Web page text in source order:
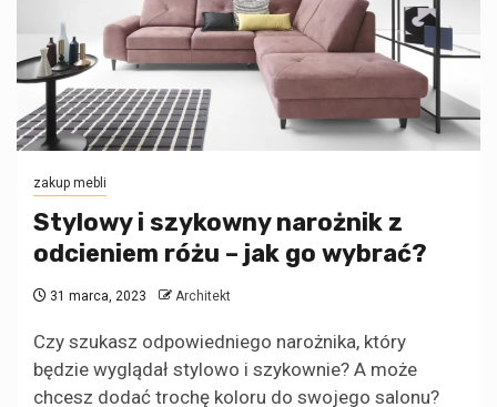
zakup mebli
Stylowy i szykowny narożnik z
odcieniem różu – jak go wybrać?
31 marca, 2023 Architekt
Czy szukasz odpowiedniego narożnika, który
będzie wyglądał stylowo i szykownie? A może
chcesz dodać trochę koloru do swojego salonu?